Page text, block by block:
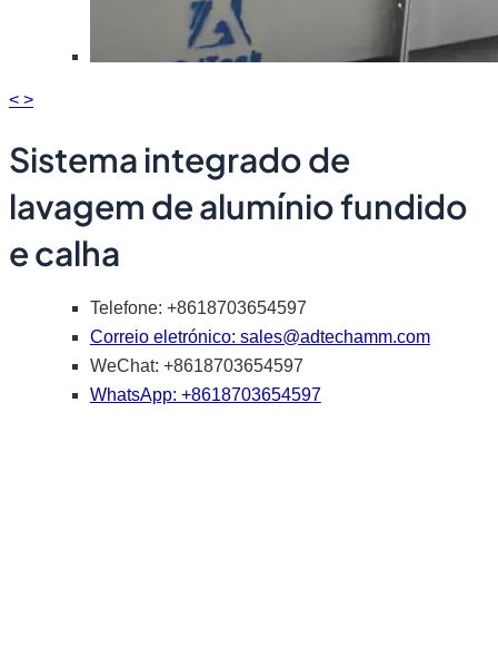
< >
Sistema integrado de
lavagem de alumínio fundido
e calha
Telefone: +8618703654597
Correio eletrónico: sales@adtechamm.com
WeChat: +8618703654597
WhatsApp: +8618703654597